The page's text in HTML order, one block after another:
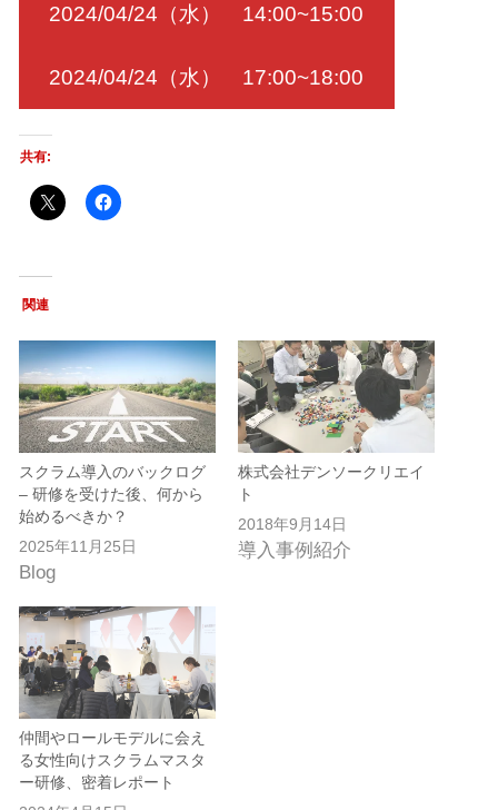
2024/04/24（水） 14:00~15:00
2024/04/24（水） 17:00~18:00
共有:
関連
スクラム導入のバックログ
– 研修を受けた後、何から
始めるべきか？
2025年11月25日
Blog
株式会社デンソークリエイ
ト
2018年9月14日
導入事例紹介
仲間やロールモデルに会え
る女性向けスクラムマスタ
ー研修、密着レポート